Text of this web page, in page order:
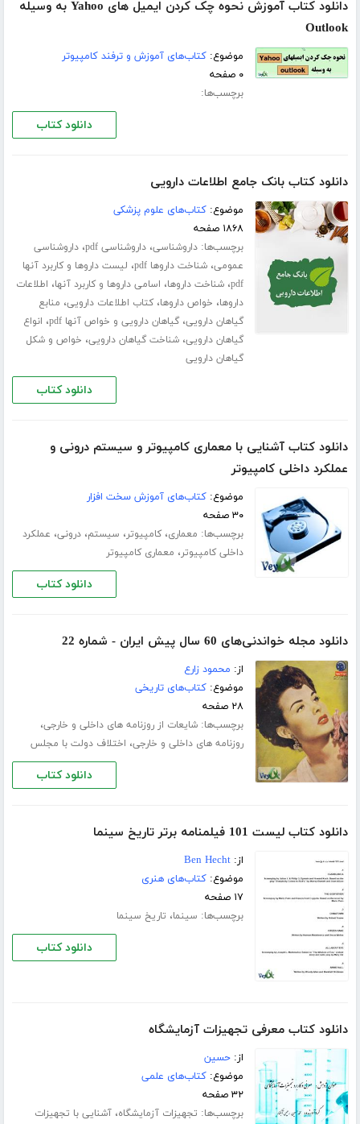
دانلود کتاب آموزش نحوه چک کردن ایمیل های Yahoo به وسیله
Outlook
موضوع:کتاب‌های آموزش و ترفند کامپیوتر
۰ صفحه
برچسب‌ها:
دانلود کتاب
دانلود کتاب بانک جامع اطلاعات دارویی
موضوع:کتاب‌های علوم پزشکی
۱۸۶۸ صفحه
برچسب‌ها:داروشناسی،داروشناسی pdf ،داروشناسی
عمومی،شناخت داروها pdf ، لیست داروها و کاربرد آنها
pdf،شناخت داروها، اسامی داروها و کاربرد آنها، اطلاعات
داروها، خواص داروها،کتاب اطلاعات دارویی، منابع
گیاهان دارویی،گیاهان دارویی و خواص آنها pdf ، انواع
گیاهان دارویی،شناخت گیاهان دارویی، خواص و شکل
گیاهان دارویی
دانلود کتاب
دانلود کتاب آشنایی با معماری کامپیوتر و سیستم درونی و
عملکرد داخلی کامپیوتر
موضوع:کتاب‌های آموزش سخت افزار
۳۰ صفحه
برچسب‌ها: معماری،کامپیوتر، سیستم،درونی، عملکرد
داخلی کامپیوتر، معماری کامپیوتر
دانلود کتاب
دانلود مجله خواندنی‌های 60 سال پیش ایران - شماره 22
از: محمود زارع
موضوع:کتاب‌های تاریخی
۲۸ صفحه
برچسب‌ها:شایعات از روزنامه های داخلی و خارجی،
روزنامه های داخلی و خارجی، اختلاف دولت با مجلس
دانلود کتاب
دانلود کتاب لیست 101 فیلمنامه برتر تاریخ سینما
از:Ben Hecht
موضوع:کتاب‌های هنری
۱۷ صفحه
برچسب‌ها: سینما، تاریخ سینما
دانلود کتاب
دانلود کتاب معرفی تجهیزات آزمایشگاه
از:حسین
موضوع:کتاب‌های علمی
۳۲ صفحه
برچسب‌ها: تجهیزات آزمایشگاه،آشنایی با تجهیزات